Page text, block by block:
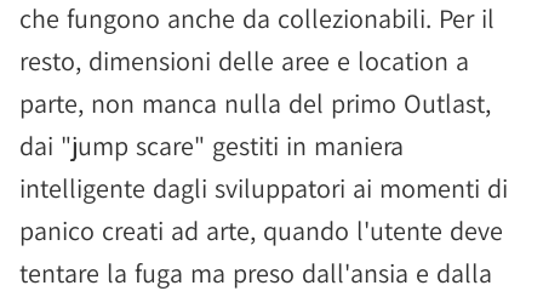
che fungono anche da collezionabili. Per il
resto, dimensioni delle aree e location a
parte, non manca nulla del primo Outlast,
dai "jump scare" gestiti in maniera
intelligente dagli sviluppatori ai momenti di
panico creati ad arte, quando l'utente deve
tentare la fuga ma preso dall'ansia e dalla